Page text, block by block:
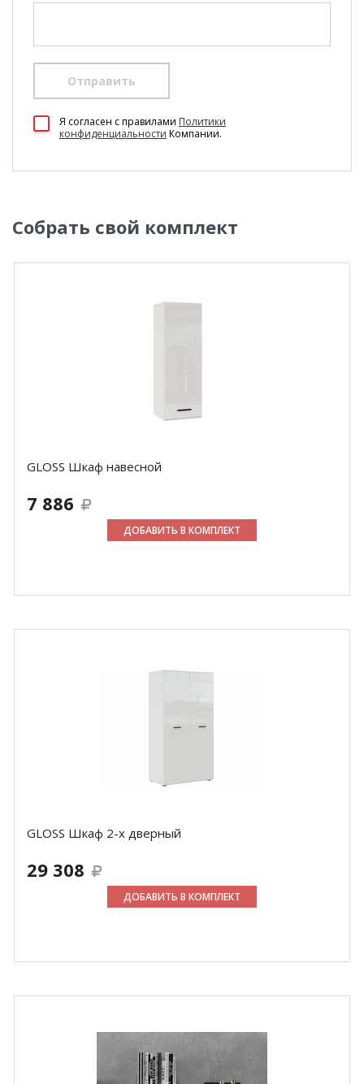
Отправить
Я согласен c правилами Политики
конфиденциальности Компании.
Собрать свой комплект
GLOSS Шкаф навесной
7 886
ДОБАВИТЬ В КОМПЛЕКТ
GLOSS Шкаф 2-х дверный
29 308
ДОБАВИТЬ В КОМПЛЕКТ